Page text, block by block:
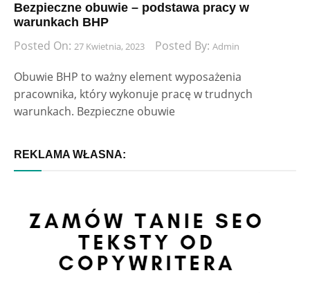
Bezpieczne obuwie – podstawa pracy w
warunkach BHP
Posted On: 27 Kwietnia, 2023 Posted By: Admin
Obuwie BHP to ważny element wyposażenia
pracownika, który wykonuje pracę w trudnych
warunkach. Bezpieczne obuwie
REKLAMA WŁASNA: